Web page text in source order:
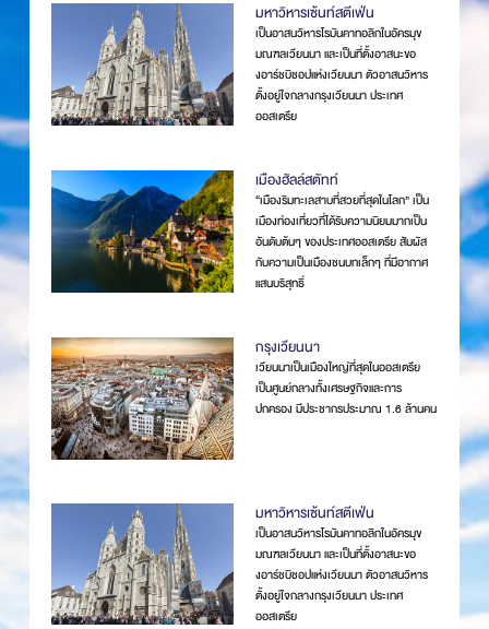
มหาวิหารเซ้นท์สตีเฟ่น
เป็นอาสนวิหารโรมันคาทอลิกในอัครมุข
มณฑลเวียนนา และเป็นที่ตั้งอาสนะขอ
งอาร์ชบิชอปแห่งเวียนนา ตัวอาสนวิหาร
ตั้งอยู่ใจกลางกรุงเวียนนา ประเทศ
ออสเตรีย
เมืองฮัลล์สตัทท์
“เมืองริมทะเลสาบที่สวยที่สุดในโลก” เป็น
เมืองท่องเที่ยวที่ได้รับความนิยมมากเป็น
อันดับต้นๆ ของประเทศออสเตรีย สัมผัส
กับความเป็นเมืองชนบทเล็กๆ ที่มีอากาศ
แสนบริสุทธิ์
กรุงเวียนนา
เวียนนาเป็นเมืองใหญ่ที่สุดในออสเตรีย
เป็นศูนย์กลางทั้งเศรษฐกิจและการ
ปกครอง มีประชากรประมาณ 1.6 ล้านคน
มหาวิหารเซ้นท์สตีเฟ่น
เป็นอาสนวิหารโรมันคาทอลิกในอัครมุข
มณฑลเวียนนา และเป็นที่ตั้งอาสนะขอ
งอาร์ชบิชอปแห่งเวียนนา ตัวอาสนวิหาร
ตั้งอยู่ใจกลางกรุงเวียนนา ประเทศ
ออสเตรีย